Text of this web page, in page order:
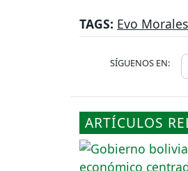
TAGS: Evo Morales
SÍGUENOS EN:
ARTÍCULOS